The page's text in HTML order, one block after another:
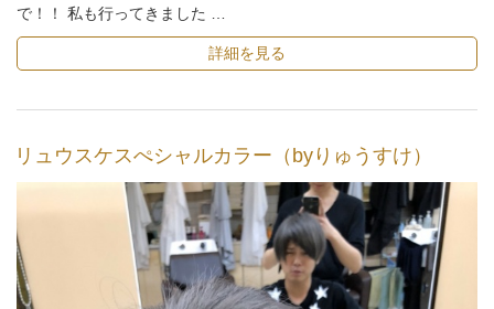
で！！ 私も行ってきました …
詳細を見る
リュウスケスぺシャルカラー（byりゅうすけ）